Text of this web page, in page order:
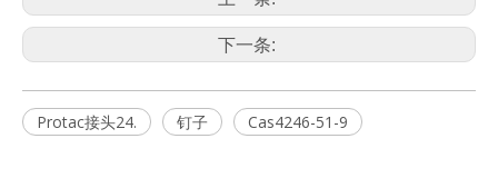
下一条:
Protac接头24. 钉子 Cas4246-51-9